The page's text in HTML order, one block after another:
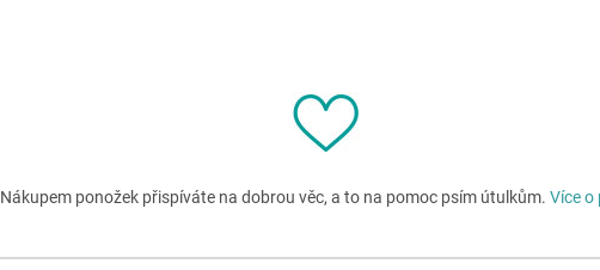
Nákupem ponožek přispíváte na dobrou věc, a to na pomoc psím útulkům. Více o